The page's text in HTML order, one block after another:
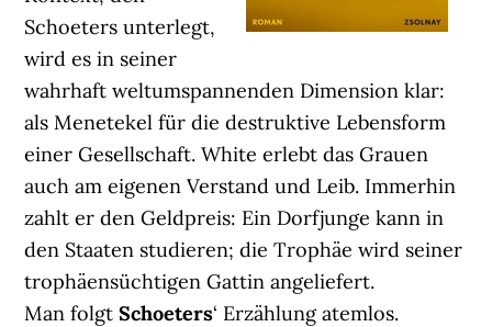
Schoeters unterlegt,
wird es in seiner
wahrhaft weltumspannenden Dimension klar:
als Menetekel für die destruktive Lebensform
einer Gesellschaft. White erlebt das Grauen
auch am eigenen Verstand und Leib. Immerhin
zahlt er den Geldpreis: Ein Dorfjunge kann in
den Staaten studieren; die Trophäe wird seiner
trophäensüchtigen Gattin angeliefert.
Man folgtSchoeters‘ Erzählung atemlos.